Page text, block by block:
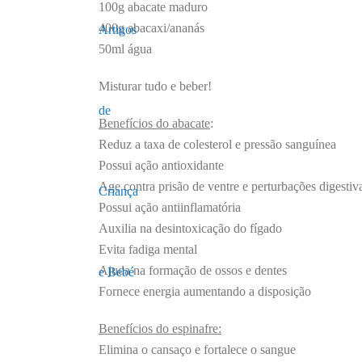
100g abacate maduro
400g abacaxi/ananás
50ml água
Misturar tudo e beber!
Benefícios do abacate:
Reduz a taxa de colesterol e pressão sanguínea
Possui ação antioxidante
Age contra prisão de ventre e perturbações
Possui ação antiinflamatória
Auxilia na desintoxicação do fígado
Evita fadiga mental
Ajuda na formação de ossos e dentes
Fornece energia aumentando a disposição
Benefícios do espinafre:
Elimina o cansaço e fortalece o sangue